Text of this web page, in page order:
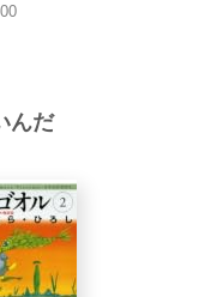
んだ